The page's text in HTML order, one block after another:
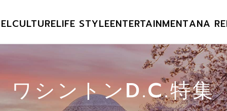
CULTURELIFE STYLEENTERTAINMENTANA
シントンD.C.特集